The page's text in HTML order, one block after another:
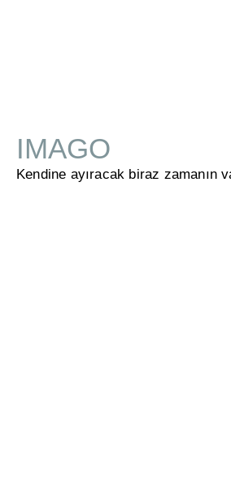
IMAGO
Kendine ayıracak biraz zamanın